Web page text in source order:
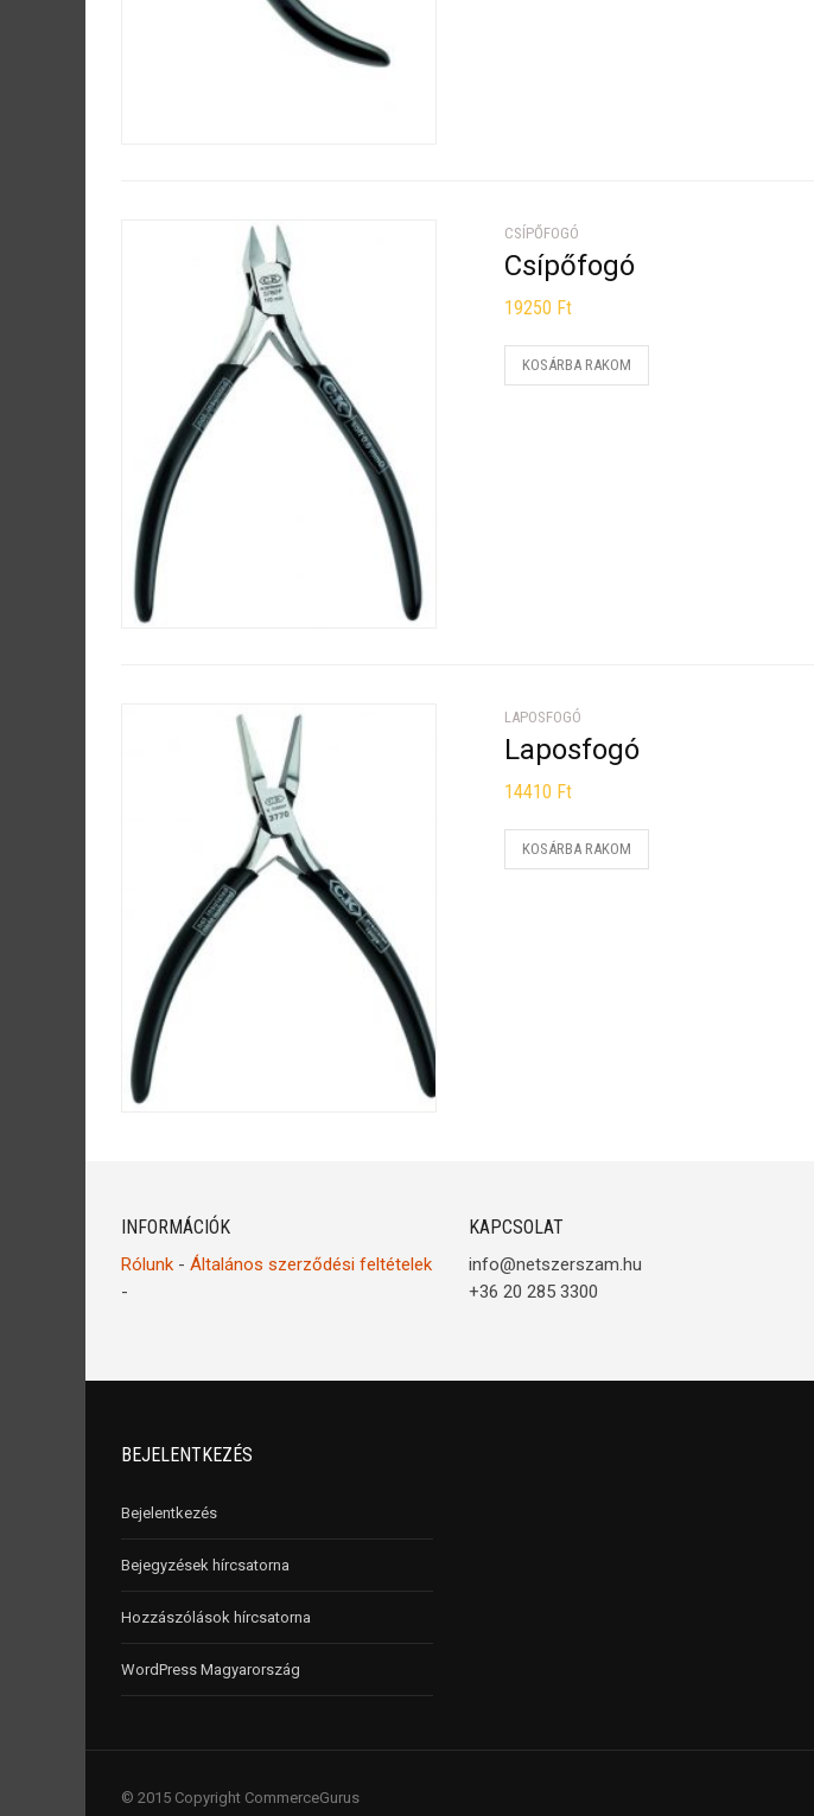
CSÍPŐFOGÓ
Csípőfogó
19250 Ft
KOSÁRBA RAKOM
LAPOSFOGÓ
Laposfogó
14410 Ft
KOSÁRBA RAKOM
INFORMÁCIÓK
Rólunk - Általános szerződési feltételek
-
KAPCSOLAT
info@netszerszam.hu
+36 20 285 3300
BEJELENTKEZÉS
Bejelentkezés
Bejegyzések hírcsatorna
Hozzászólások hírcsatorna
WordPress Magyarország
© 2015 Copyright CommerceGurus